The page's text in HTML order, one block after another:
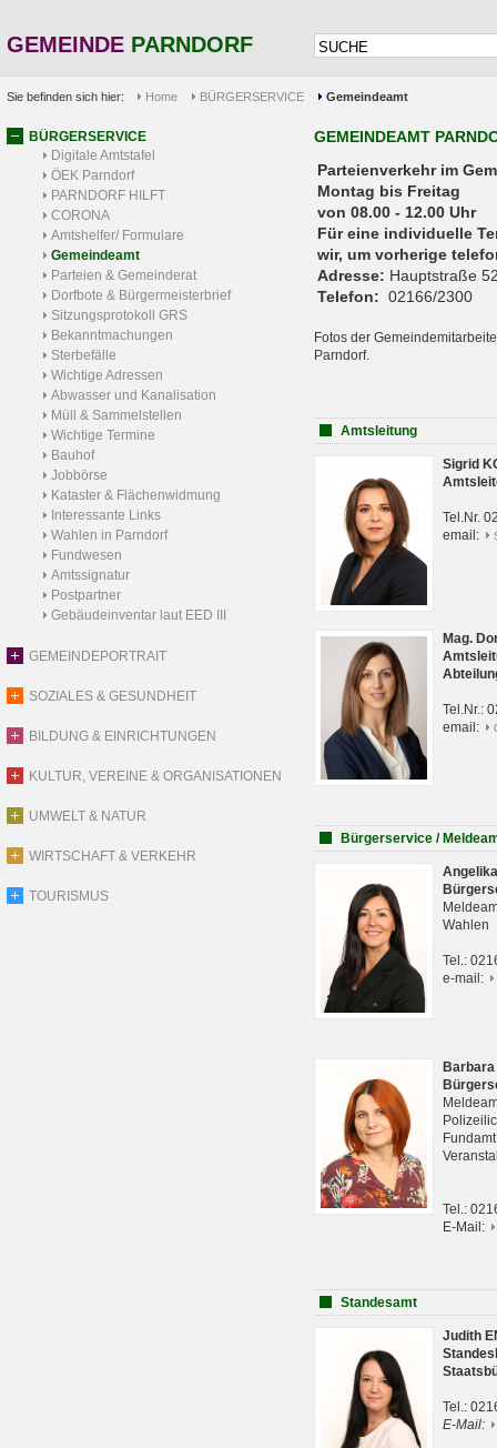
GEMEINDE PARNDORF
Sie befinden sich hier: Home BÜRGERSERVICE Gemeindeamt
BÜRGERSERVICE
Digitale Amtstafel
ÖEK Parndorf
PARNDORF HILFT
CORONA
Amtshelfer/ Formulare
Gemeindeamt
Parteien & Gemeinderat
Dorfbote & Bürgermeisterbrief
Sitzungsprotokoll GRS
Bekanntmachungen
Sterbefälle
Wichtige Adressen
Abwasser und Kanalisation
Müll & Sammelstellen
Wichtige Termine
Bauhof
Jobbörse
Kataster & Flächenwidmung
Interessante Links
Wahlen in Parndorf
Fundwesen
Amtssignatur
Postpartner
Gebäudeinventar laut EED III
GEMEINDEPORTRAIT
SOZIALES & GESUNDHEIT
BILDUNG & EINRICHTUNGEN
KULTUR, VEREINE & ORGANISATIONEN
UMWELT & NATUR
WIRTSCHAFT & VERKEHR
TOURISMUS
GEMEINDEAMT
Parteienverkehr
Montag bis Freitag
von 08.00 - 12.00 Uhr
Für eine individuelle
wir, um vorherige
Adresse: Hauptstraße
Telefon: 02166/2300
Fotos der
Parndorf.
Amtsleitung
Sigrid
Tel.Nr.
email:
Mag.
Tel.Nr.:
email:
Bürgerservice /
Wahlen
Tel.:
e-mail:
Tel.:
E-Mail:
Standesamt
Judith
Tel.:
E-Mail: